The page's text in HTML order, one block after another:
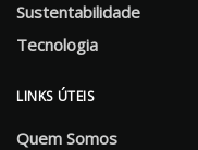
Sustentabilidade
Tecnologia
LINKS ÚTEIS
Quem Somos